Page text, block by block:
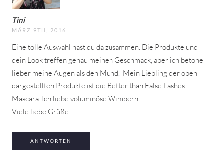
Tini
MÄRZ 9TH, 2016
Eine tolle Auswahl hast du da zusammen. Die Produkte und
dein Look treffen genau meinen Geschmack, aber ich betone
lieber meine Augen als den Mund. Mein Liebling der oben
dargestellten Produkte ist die Better than False Lashes
Mascara. Ich liebe voluminöse Wimpern.
Viele liebe Grüße!
ANTWORTEN